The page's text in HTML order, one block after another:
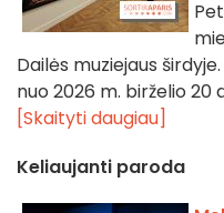
Dailės muziejaus
nuo 2026 m. birželio 20
[Skaityti daugiau]
Keliaujanti paroda